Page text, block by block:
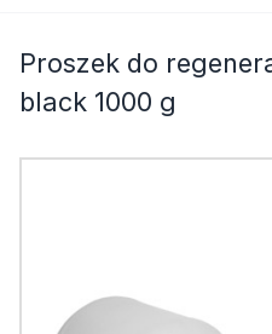
Proszek do
black 1000 g